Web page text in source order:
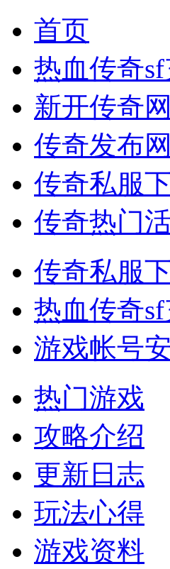
首页
热血传奇
新开传奇
传奇发布网
传奇私服
传奇热门
传奇私服
热血传奇
游戏帐号
热门游戏
攻略介绍
更新日志
玩法心得
游戏资料